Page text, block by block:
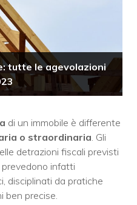
tutte le agevolazioni
di un immobile è differente
o straordinaria. Gli
detrazioni fiscali previsti
prevedono infatti
disciplinati da pratiche
ben precise.